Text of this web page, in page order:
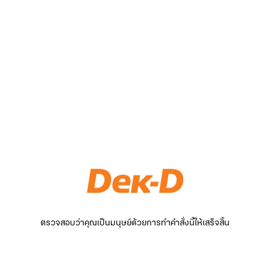
ตรวจสอบว่าคุณเป็นมนุษย์ด้วยการทำคำสั่งนี้ให้เสร็จสิ้น